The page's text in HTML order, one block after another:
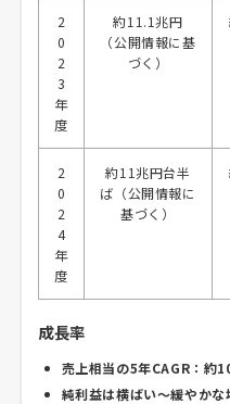
2
0
2
3
年
度
約11.1兆円
（公開情報に基
づく）
2
0
2
4
年
度
約11兆円台半
ば（公開情報に
基づく）
成長率
売上相当の5年CAGR：約
純利益は横ばい〜緩やかな